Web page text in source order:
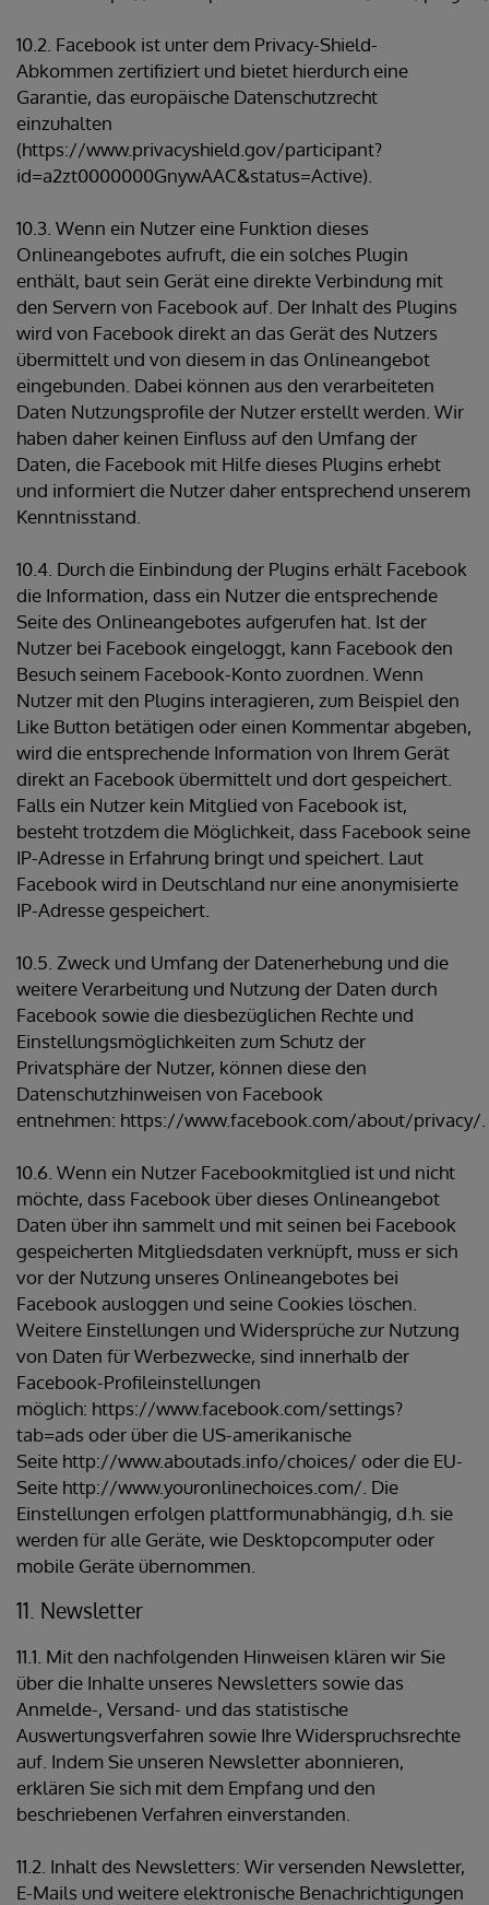
10.2. Facebook ist unter dem Privacy-Shield-
Abkommen zertifiziert und bietet hierdurch eine
Garantie, das europäische Datenschutzrecht
einzuhalten
(https://www.privacyshield.gov/participant?
id=a2zt0000000GnywAAC&status=Active).
10.3. Wenn ein Nutzer eine Funktion dieses
Onlineangebotes aufruft, die ein solches Plugin
enthält, baut sein Gerät eine direkte Verbindung mit
den Servern von Facebook auf. Der Inhalt des Plugins
wird von Facebook direkt an das Gerät des Nutzers
übermittelt und von diesem in das Onlineangebot
eingebunden. Dabei können aus den verarbeiteten
Daten Nutzungsprofile der Nutzer erstellt werden. Wir
haben daher keinen Einfluss auf den Umfang der
Daten, die Facebook mit Hilfe dieses Plugins erhebt
und informiert die Nutzer daher entsprechend unserem
Kenntnisstand.
10.4. Durch die Einbindung der Plugins erhält Facebook
die Information, dass ein Nutzer die entsprechende
Seite des Onlineangebotes aufgerufen hat. Ist der
Nutzer bei Facebook eingeloggt, kann Facebook den
Besuch seinem Facebook-Konto zuordnen. Wenn
Nutzer mit den Plugins interagieren, zum Beispiel den
Like Button betätigen oder einen Kommentar abgeben,
wird die entsprechende Information von Ihrem Gerät
direkt an Facebook übermittelt und dort gespeichert.
Falls ein Nutzer kein Mitglied von Facebook ist,
besteht trotzdem die Möglichkeit, dass Facebook seine
IP-Adresse in Erfahrung bringt und speichert. Laut
Facebook wird in Deutschland nur eine anonymisierte
IP-Adresse gespeichert.
10.5. Zweck und Umfang der Datenerhebung und die
weitere Verarbeitung und Nutzung der Daten durch
Facebook sowie die diesbezüglichen Rechte und
Einstellungsmöglichkeiten zum Schutz der
Privatsphäre der Nutzer, können diese den
Datenschutzhinweisen von Facebook
entnehmen: https://www.facebook.com/about/privacy/.
10.6. Wenn ein Nutzer Facebookmitglied ist und nicht
möchte, dass Facebook über dieses Onlineangebot
Daten über ihn sammelt und mit seinen bei Facebook
gespeicherten Mitgliedsdaten verknüpft, muss er sich
vor der Nutzung unseres Onlineangebotes bei
Facebook ausloggen und seine Cookies löschen.
Weitere Einstellungen und Widersprüche zur Nutzung
von Daten für Werbezwecke, sind innerhalb der
Facebook-Profileinstellungen
möglich: https://www.facebook.com/settings?
tab=ads oder über die US-amerikanische
Seite http://www.aboutads.info/choices/ oder die EU-
Seite http://www.youronlinechoices.com/. Die
Einstellungen erfolgen plattformunabhängig, d.h. sie
werden für alle Geräte, wie Desktopcomputer oder
mobile Geräte übernommen.
11. Newsletter
11.1. Mit den nachfolgenden Hinweisen klären wir Sie
über die Inhalte unseres Newsletters sowie das
Anmelde-, Versand- und das statistische
Auswertungsverfahren sowie Ihre Widerspruchsrechte
auf. Indem Sie unseren Newsletter abonnieren,
erklären Sie sich mit dem Empfang und den
beschriebenen Verfahren einverstanden.
11.2. Inhalt des Newsletters: Wir versenden Newsletter,
E-Mails und weitere elektronische Benachrichtigungen